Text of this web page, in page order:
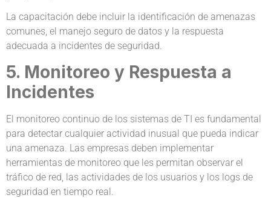
La capacitación debe incluir la identificación de amenazas
comunes, el manejo seguro de datos y la respuesta
adecuada a incidentes de seguridad.
5. Monitoreo y Respuesta a
Incidentes
El monitoreo continuo de los sistemas de TI es fundamental
para detectar cualquier actividad inusual que pueda indicar
una amenaza. Las empresas deben implementar
herramientas de monitoreo que les permitan observar el
tráfico de red, las actividades de los usuarios y los logs de
seguridad en tiempo real.